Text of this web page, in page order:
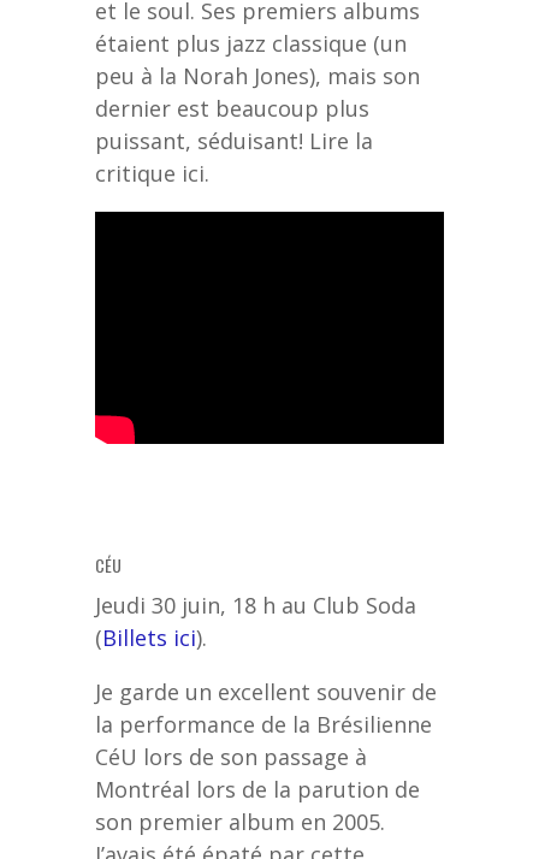
et le soul. Ses premiers albums
étaient plus jazz classique (un
peu à la Norah Jones), mais son
dernier est beaucoup plus
puissant, séduisant! Lire la
critique ici.
CÉU
Jeudi 30 juin, 18 h au Club Soda
(Billets ici).
Je garde un excellent souvenir de
la performance de la Brésilienne
CéU lors de son passage à
Montréal lors de la parution de
son premier album en 2005.